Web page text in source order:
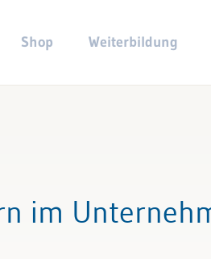
Shop Weiterbildung
im